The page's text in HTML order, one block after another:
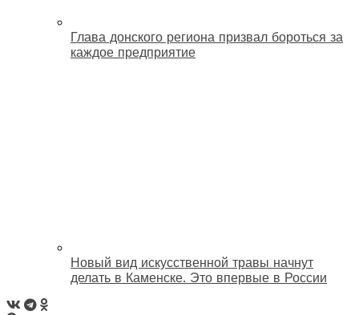
Глава донского региона призвал бороться за
каждое предприятие
Новый вид искусственной травы начнут
делать в Каменске. Это впервые в России